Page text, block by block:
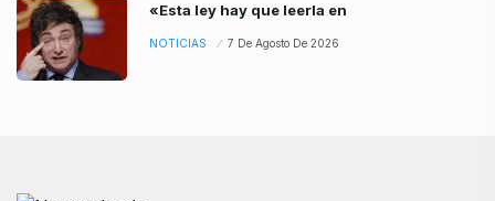
«Esta ley hay que leerla en
NOTICIAS 7 De Agosto De 2026